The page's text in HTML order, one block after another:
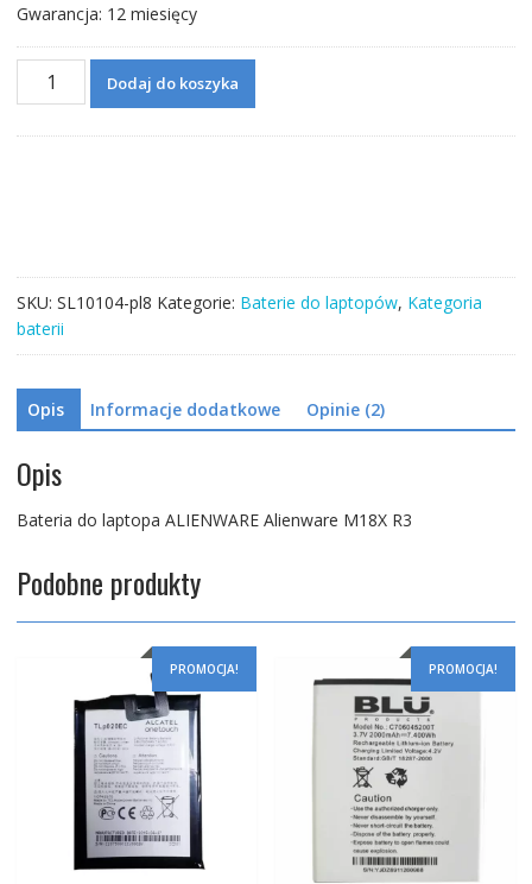
Gwarancja: 12 miesięcy
Bateria
Dodaj do koszyka
SKU: SL10104-pl8 Kategorie: Baterie do laptopów, Kategoria
baterii
Opis Informacje dodatkowe Opinie (2)
Opis
Bateria do laptopa ALIENWARE Alienware M18X R3
Podobne produkty
PROMOCJA! PROMOCJA!